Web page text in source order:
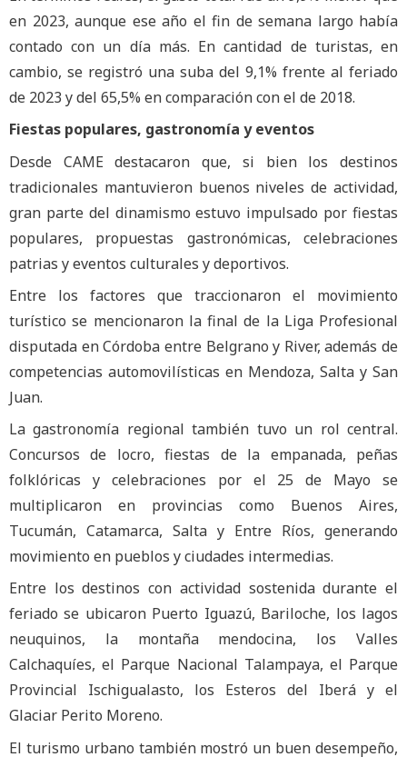
en 2023, aunque ese año el fin de semana largo había
contado con un día más. En cantidad de turistas, en
cambio, se registró una suba del 9,1% frente al feriado
de 2023 y del 65,5% en comparación con el de 2018.
Fiestas populares, gastronomía y eventos
Desde CAME destacaron que, si bien los destinos
tradicionales mantuvieron buenos niveles de actividad,
gran parte del dinamismo estuvo impulsado por fiestas
populares, propuestas gastronómicas, celebraciones
patrias y eventos culturales y deportivos.
Entre los factores que traccionaron el movimiento
turístico se mencionaron la final de la Liga Profesional
disputada en Córdoba entre Belgrano y River, además de
competencias automovilísticas en Mendoza, Salta y San
Juan.
La gastronomía regional también tuvo un rol central.
Concursos de locro, fiestas de la empanada, peñas
folklóricas y celebraciones por el 25 de Mayo se
multiplicaron en provincias como Buenos Aires,
Tucumán, Catamarca, Salta y Entre Ríos, generando
movimiento en pueblos y ciudades intermedias.
Entre los destinos con actividad sostenida durante el
feriado se ubicaron Puerto Iguazú, Bariloche, los lagos
neuquinos, la montaña mendocina, los Valles
Calchaquíes, el Parque Nacional Talampaya, el Parque
Provincial Ischigualasto, los Esteros del Iberá y el
Glaciar Perito Moreno.
El turismo urbano también mostró un buen desempeño,